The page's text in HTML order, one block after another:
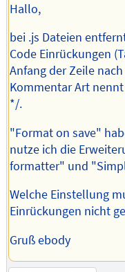
Hallo,
bei .js Dateien
Code Einrückungen
Anfang der Zeile
Kommentar Art
*/.
"Format on save"
nutze ich die
formatter" und
Welche Einstellung
Einrückungen nicht
Gruß ebody